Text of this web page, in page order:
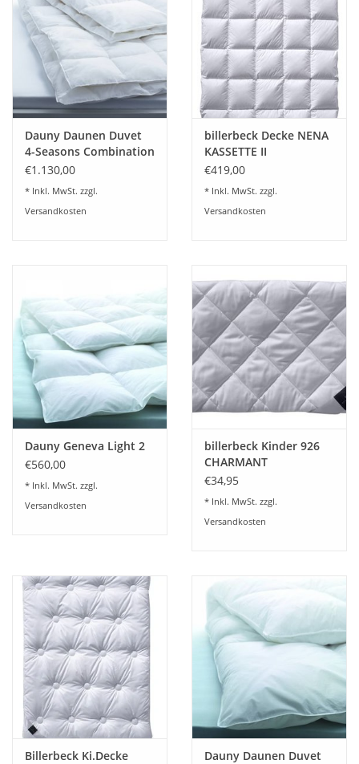
Accessoires Spa
Angebote
Info-Service
Geprüfter Webshop
Über uns
Blog-Aktuelles
Marken
Dauny Daunen Duvet
4-Seasons Combination
€1.130,00
* Inkl. MwSt. zzgl.
Versandkosten
billerbeck Decke NENA
KASSETTE II
€419,00
* Inkl. MwSt. zzgl.
Versandkosten
Dauny Geneva Light 2
€560,00
* Inkl. MwSt. zzgl.
Versandkosten
billerbeck Kinder 926
CHARMANT
FLACHKISSEN
€34,95
* Inkl. MwSt. zzgl.
Versandkosten
Billerbeck Ki.Decke
Dauny Daunen Duvet